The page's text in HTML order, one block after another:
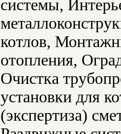
системы,
котлов,
отопления,
Очистка
установки для
(экспертиза)